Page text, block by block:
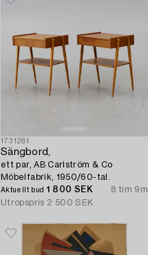
1731281
Sängbord,
ett par, AB Carlström & Co
Möbelfabrik, 1950/60-tal.
Aktuellt bud 1 800 SEK
8 tim 9m
Utropspris 2 500 SEK